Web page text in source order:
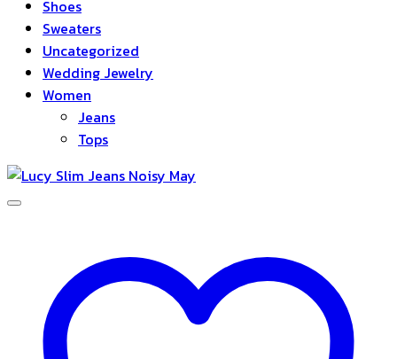
Shoes
Sweaters
Uncategorized
Wedding Jewelry
Women
Jeans
Tops